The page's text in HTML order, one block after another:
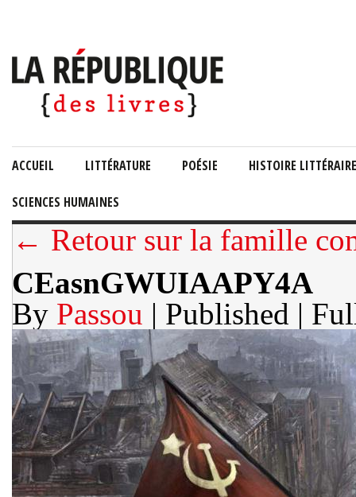
ACCUEIL LITTÉRATURE POÉSIE HISTOIRE LITTÉRAIRE
SCIENCES HUMAINES
← Retour sur la famille
CEasnGWUIAAPY4A
By Passou | Published |